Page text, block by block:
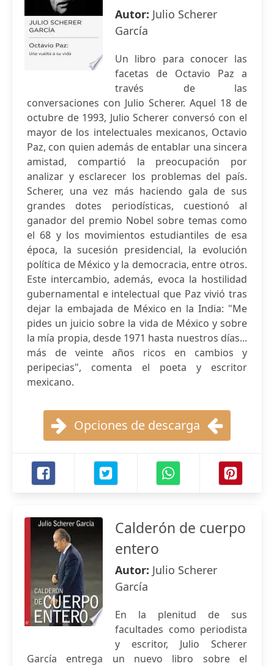
Autor: Julio Scherer
García
Un libro para conocer las
facetas de Octavio Paz a
través de las
conversaciones con Julio Scherer. Aquel 18 de
octubre de 1993, Julio Scherer conversó con el
mayor de los intelectuales mexicanos, Octavio
Paz, con quien además de entablar una sincera
amistad, compartió la preocupación por
analizar y esclarecer los problemas del país.
Scherer, una vez más haciendo gala de sus
grandes dotes periodísticas, cuestionó al
ganador del premio Nobel sobre temas como
el 68 y los movimientos estudiantiles de esa
época, la sucesión presidencial, la evolución
política de México y la democracia, entre otros.
Este intercambio, además, evoca la hostilidad
gubernamental e intelectual que Paz vivió tras
dejar la embajada de México en la India: "Me
pides un juicio sobre la vida de México y sobre
la mía propia, desde 1971 hasta nuestros días...
más de veinte años ricos en cambios y
peripecias", comenta el poeta y escritor
mexicano.
Opciones de descarga
Calderón de cuerpo
entero
Autor: Julio Scherer
García
En la plenitud de sus
facultades como periodista
y escritor, Julio Scherer
García entrega un nuevo libro sobre el